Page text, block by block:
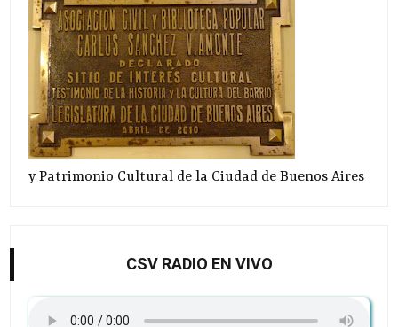
y Patrimonio Cultural de la Ciudad de Buenos Aires
CSV RADIO EN VIVO